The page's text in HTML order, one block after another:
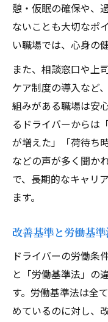
憩・仮眠の確保や、
ないことも大切なポ
い職場では、心身の
また、相談窓口や上
ケア制度の導入など
組みがある職場は安
るドライバーからは
が増えた」「荷待ち
などの声が多く聞か
で、長期的なキャリ
ます。
改善基準と労働基
ドライバーの労働条
と「労働基準法」の
す。労働基準法は全
めているのに対し、